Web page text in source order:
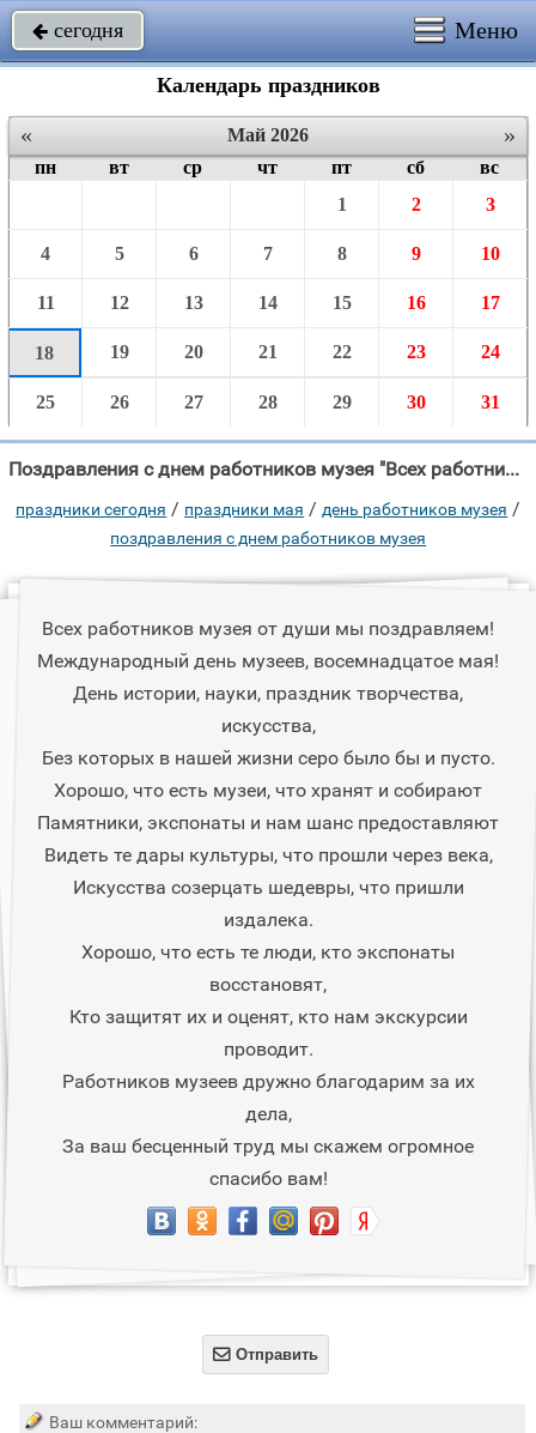
 сегодня Меню
Календарь праздников
« »
Май 2026
пн
вт ср чт пт сб
вс
1
2 3
4 5 6 7 8 9 10
11 12 13 14 15 16 17
18 19 20 21 22 23 24
25 26 27 28 29 30 31
Поздравления с днем работников музея "Всех работников музея от души мы поздравляем!"
праздники сегодня / праздники мая /день работников музея /
поздравления с днем работников музея
Всех работников музея от души мы поздравляем!
Международный день музеев, восемнадцатое мая!
День истории, науки, праздник творчества,
искусства,
Без которых в нашей жизни серо было бы и пусто.
Хорошо, что есть музеи, что хранят и собирают
Памятники, экспонаты и нам шанс предоставляют
Видеть те дары культуры, что прошли через века,
Искусства созерцать шедевры, что пришли
издалека.
Хорошо, что есть те люди, кто экспонаты
восстановят,
Кто защитят их и оценят, кто нам экскурсии
проводит.
Работников музеев дружно благодарим за их
дела,
За ваш бесценный труд мы скажем огромное
спасибо вам!
 Отправить
Ваш комментарий: